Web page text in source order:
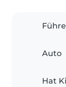
Auto
Hat